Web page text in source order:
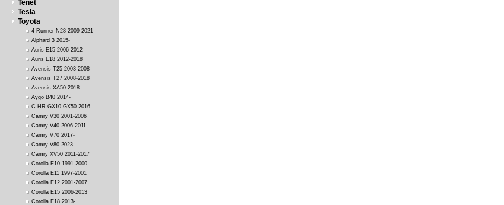
Tenet
Tesla
Toyota
4 Runner N28 2009-2021
Alphard 3 2015-
Auris E15 2006-2012
Auris E18 2012-2018
Avensis T25 2003-2008
Avensis T27 2008-2018
Avensis XA50 2018-
Aygo B40 2014-
C-HR GX10 GX50 2016-
Camry V30 2001-2006
Camry V40 2006-2011
Camry V70 2017-
Camry V80 2023-
Camry XV50 2011-2017
Corolla E10 1991-2000
Corolla E11 1997-2001
Corolla E12 2001-2007
Corolla E15 2006-2013
Corolla E18 2013-